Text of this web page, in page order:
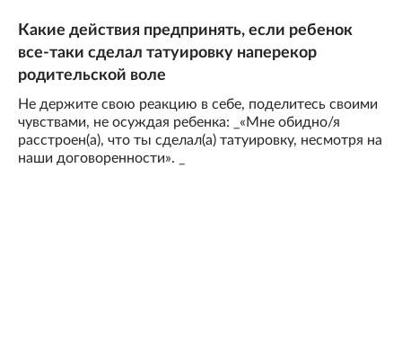
Какие действия предпринять, если ребенок
все-таки сделал татуировку наперекор
родительской воле
Не держите свою реакцию в себе, поделитесь своими
чувствами, не осуждая ребенка: _«Мне обидно/я
расстроен(а), что ты сделал(а) татуировку, несмотря на
наши договоренности». _